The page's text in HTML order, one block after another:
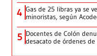
4 Gas de 25 libras ya se
minoristas, según
5 Docentes de Colón
desacato de órdenes